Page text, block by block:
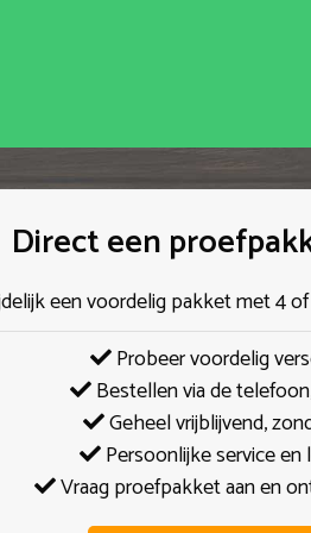
Direct een
een voordelig pakket met 4
Probeer voordelig
Bestellen via de
Geheel vrijblijvend,
Persoonlijke service en
Vraag proefpakket aan en